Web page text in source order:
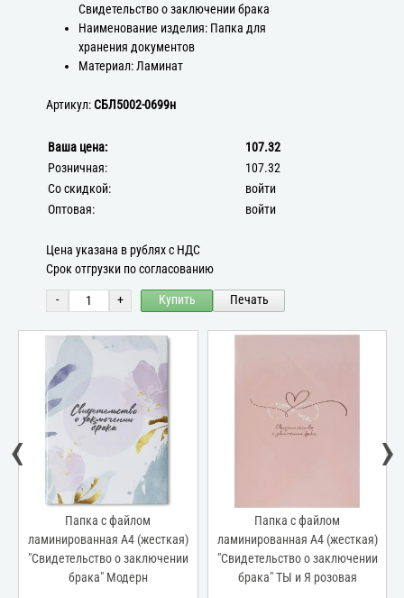
Свидетельство о заключении брака
Наименование изделия: Папка для
хранения документов
Материал: Ламинат
Артикул:СБЛ5002-0699н
Ваша цена:
107.32
Розничная:
107.32
Со скидкой:
войти
Оптовая:
войти
Цена указана в рублях с НДС
Срок отгрузки по согласованию
- + Купить Печать
Папка с файлом
ламинированная А4 (жесткая)
"Свидетельство о заключении
брака" Модерн
Папка с файлом
ламинированная А4 (жесткая)
"Свидетельство о заключении
брака" ТЫ и Я розовая
‹ ›